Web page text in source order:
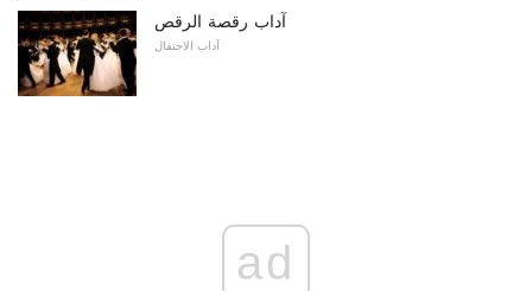
آداب رقصة الرقص
آداب الاحتفال
ad